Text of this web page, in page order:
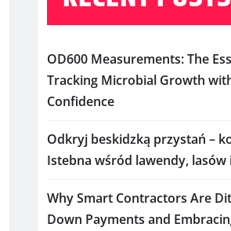
OD600 Measurements: The
Tracking Microbial Growth
Confidence
Odkryj beskidzką przystań –
Istebna wśród lawendy,
Why Smart Contractors Are
Down Payments and